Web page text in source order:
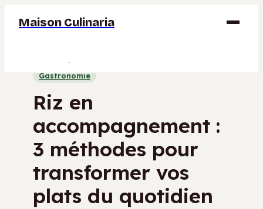
Maison Culinaria
Gastronomie
Gastronomie
Riz en
accompagnement :
3 méthodes pour
transformer vos
plats du quotidien